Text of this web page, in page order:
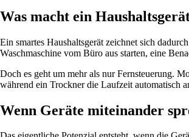
Was macht ein
Ein smartes Haushaltsgerät zeichnet sich
Waschmaschine vom Büro aus starten, eine
Doch es geht um mehr als nur Fernsteuerung.
während ein Trockner die Laufzeit automatisch
Wenn Geräte miteinander